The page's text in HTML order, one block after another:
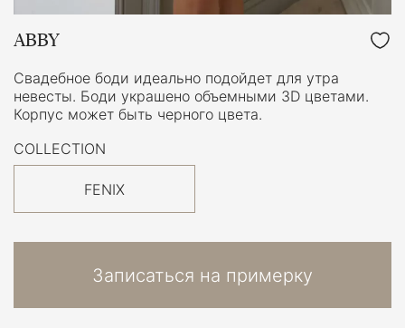
ABBY
Свадебное боди идеально подойдет для утра
невесты. Боди украшено объемными 3D цветами.
Корпус может быть черного цвета.
COLLECTION
FENIX
Записаться на примерку